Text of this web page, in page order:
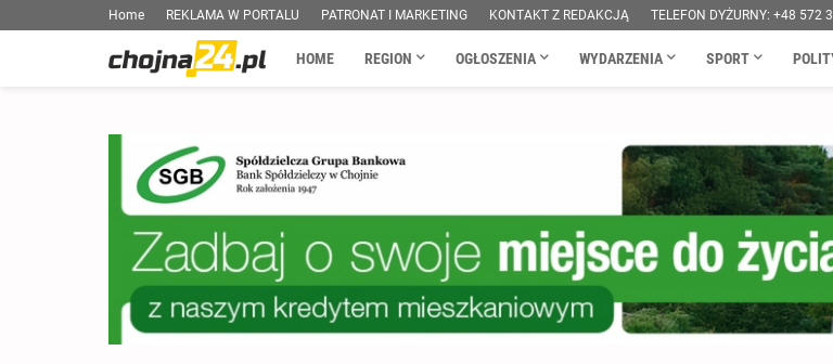
Home REKLAMA W PORTALU PATRONAT I MARKETING KONTAKT Z REDAKCJĄ TELEFON DYŻURNY: +48 572
HOME REGION OGŁOSZENIA WYDARZENIA SPORT